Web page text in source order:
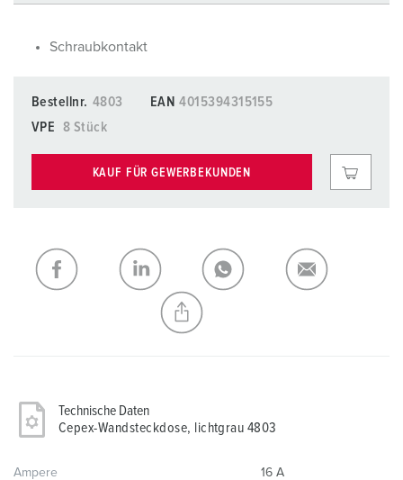
Schraubkontakt
Bestellnr. 4803 EAN 4015394315155
VPE
8 Stück
KAUF FÜR GEWERBEKUNDEN
Technische Daten
Cepex-Wandsteckdose, lichtgrau 4803
Ampere 16 A